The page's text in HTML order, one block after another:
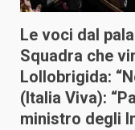
Le voci dal
Squadra che
Lollobrigida:
(Italia Viva):
ministro degli